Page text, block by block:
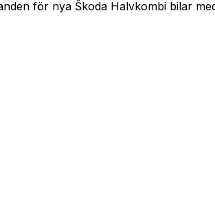
för nya Škoda Halvkombi bilar